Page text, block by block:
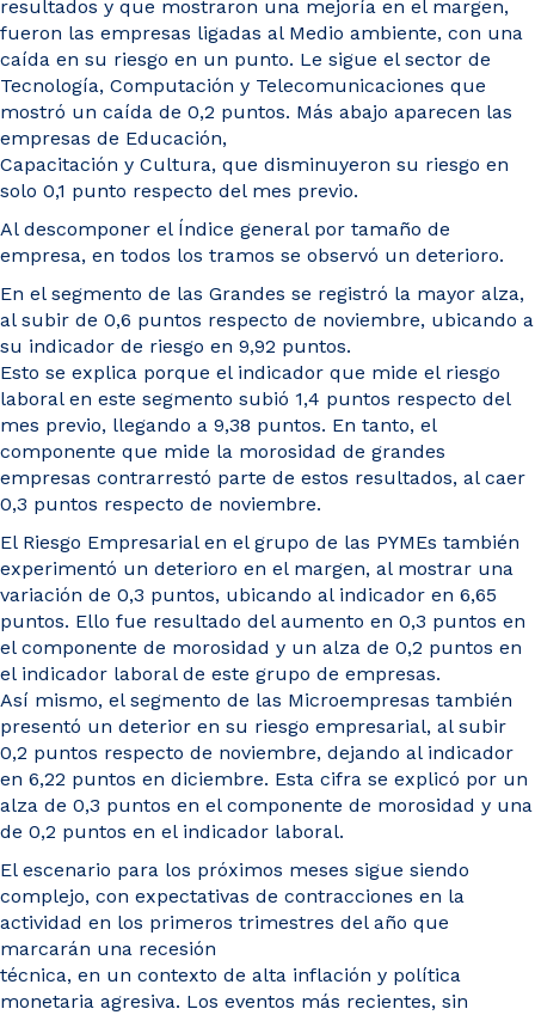
resultados y que mostraron una mejoría en el margen,
fueron las empresas ligadas al Medio ambiente, con una
caída en su riesgo en un punto. Le sigue el sector de
Tecnología, Computación y Telecomunicaciones que
mostró un caída de 0,2 puntos. Más abajo aparecen las
empresas de Educación,
Capacitación y Cultura, que disminuyeron su riesgo en
solo 0,1 punto respecto del mes previo.
Al descomponer el Índice general por tamaño de
empresa, en todos los tramos se observó un deterioro.
En el segmento de las Grandes se registró la mayor alza,
al subir de 0,6 puntos respecto de noviembre, ubicando a
su indicador de riesgo en 9,92 puntos.
Esto se explica porque el indicador que mide el riesgo
laboral en este segmento subió 1,4 puntos respecto del
mes previo, llegando a 9,38 puntos. En tanto, el
componente que mide la morosidad de grandes
empresas contrarrestó parte de estos resultados, al caer
0,3 puntos respecto de noviembre.
El Riesgo Empresarial en el grupo de las PYMEs también
experimentó un deterioro en el margen, al mostrar una
variación de 0,3 puntos, ubicando al indicador en 6,65
puntos. Ello fue resultado del aumento en 0,3 puntos en
el componente de morosidad y un alza de 0,2 puntos en
el indicador laboral de este grupo de empresas.
Así mismo, el segmento de las Microempresas también
presentó un deterior en su riesgo empresarial, al subir
0,2 puntos respecto de noviembre, dejando al indicador
en 6,22 puntos en diciembre. Esta cifra se explicó por un
alza de 0,3 puntos en el componente de morosidad y una
de 0,2 puntos en el indicador laboral.
El escenario para los próximos meses sigue siendo
complejo, con expectativas de contracciones en la
actividad en los primeros trimestres del año que
marcarán una recesión
técnica, en un contexto de alta inflación y política
monetaria agresiva. Los eventos más recientes, sin